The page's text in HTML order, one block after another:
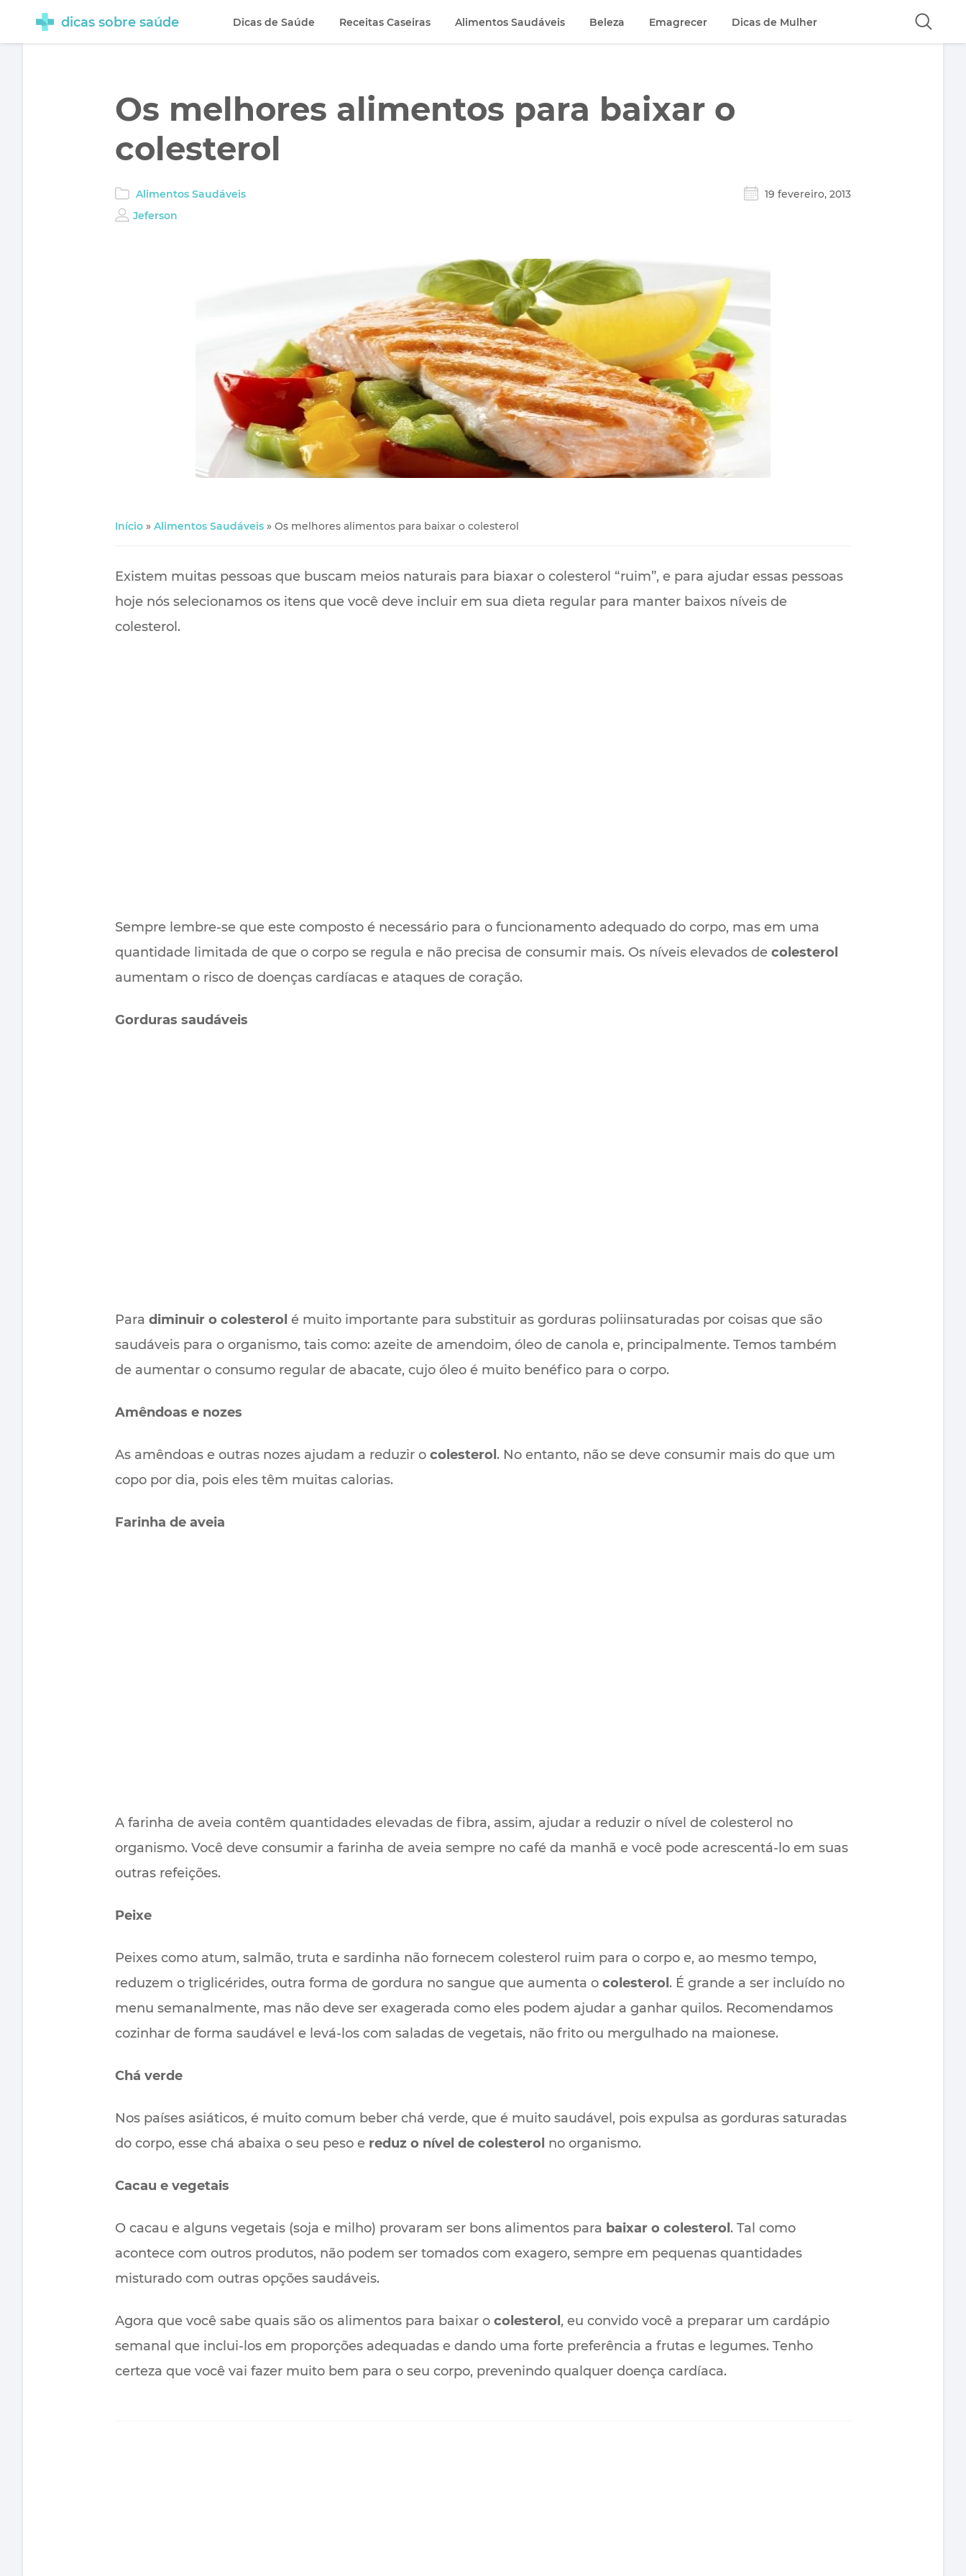
Os melhores alimentos para baixar o
colesterol
Alimentos Saudáveis
19 fevereiro, 2013
Jeferson
Início » Alimentos Saudáveis » Os melhores alimentos para baixar o colesterol
Existem muitas pessoas que buscam meios naturais para biaxar o colesterol “ruim”, e para ajudar essas pessoas
hoje nós selecionamos os itens que você deve incluir em sua dieta regular para manter baixos níveis de
colesterol.
Sempre lembre-se que este composto é necessário para o funcionamento adequado do corpo, mas em uma
quantidade limitada de que o corpo se regula e não precisa de consumir mais. Os níveis elevados de colesterol
aumentam o risco de doenças cardíacas e ataques de coração.
Gorduras saudáveis
Para diminuir o colesterol é muito importante para substituir as gorduras poliinsaturadas por coisas que são
saudáveis ​​para o organismo, tais como: azeite de amendoim, óleo de canola e, principalmente. Temos também
de aumentar o consumo regular de abacate, cujo óleo é muito benéfico para o corpo.
Amêndoas e nozes
As amêndoas e outras nozes ajudam a reduzir o colesterol . No entanto, não se deve consumir mais do que um
copo por dia, pois eles têm muitas calorias.
Farinha de aveia
A farinha de aveia contêm quantidades elevadas de fibra, assim, ajudar a reduzir o nível de colesterol no
organismo. Você deve consumir a farinha de aveia sempre no café da manhã e você pode acrescentá-lo em suas
outras refeições.
Peixe
Peixes como atum, salmão, truta e sardinha não fornecem colesterol ruim para o corpo e, ao mesmo tempo,
reduzem o triglicérides, outra forma de gordura no sangue que aumenta o colesterol. É grande a ser incluído no
menu semanalmente, mas não deve ser exagerada como eles podem ajudar a ganhar quilos. Recomendamos
cozinhar de forma saudável e levá-los com saladas de vegetais, não frito ou mergulhado na maionese.
Chá verde
Nos países asiáticos, é muito comum beber chá verde, que é muito saudável, pois expulsa as gorduras saturadas
do corpo, esse chá abaixa o seu peso e reduz o nível de colesterol no organismo.
Cacau e vegetais
O cacau e alguns vegetais (soja e milho) provaram ser bons alimentos para baixar o colesterol. Tal como
acontece com outros produtos, não podem ser tomados com exagero, sempre em pequenas quantidades
misturado com outras opções saudáveis.
Agora que você sabe quais são os alimentos para baixar o colesterol, eu convido você a preparar um cardápio
semanal que inclui-los em proporções adequadas e dando uma forte preferência a frutas e legumes. Tenho
certeza que você vai fazer muito bem para o seu corpo, prevenindo qualquer doença cardíaca.
dicas sobre saúde Dicas de Saúde Receitas Caseiras Alimentos Saudáveis Beleza Emagrecer Dicas de Mulher